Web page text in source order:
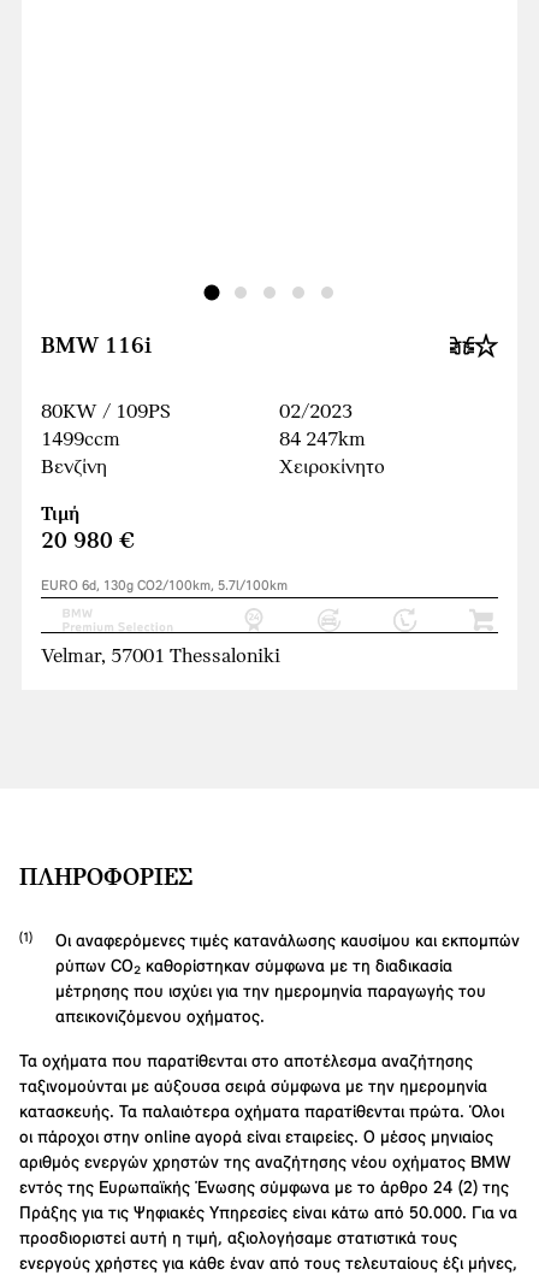
BMW 116i
80KW / 109PS
1499ccm
Βενζίνη
02/2023
84 247km
Χειροκίνητο
Τιμή
20 980 €
EURO 6d, 130g CO2/100km, 5.7l/100km
Velmar, 57001 Thessaloniki
ΠΛΗΡΟΦΟΡΊΕΣ
Οι αναφερόμενες τιμές κατανάλωσης καυσίμου και εκπομπών
ρύπων CO₂ καθορίστηκαν σύμφωνα με τη διαδικασία
μέτρησης που ισχύει για την ημερομηνία παραγωγής του
απεικονιζόμενου οχήματος.
Τα οχήματα που παρατίθενται στο αποτέλεσμα αναζήτησης
ταξινομούνται με αύξουσα σειρά σύμφωνα με την ημερομηνία
κατασκευής. Τα παλαιότερα οχήματα παρατίθενται πρώτα. Όλοι
οι πάροχοι στην online αγορά είναι εταιρείες. Ο μέσος μηνιαίος
αριθμός ενεργών χρηστών της αναζήτησης νέου οχήματος BMW
εντός της Ευρωπαϊκής Ένωσης σύμφωνα με το άρθρο 24 (2) της
Πράξης για τις Ψηφιακές Υπηρεσίες είναι κάτω από 50.000. Για να
προσδιοριστεί αυτή η τιμή, αξιολογήσαμε στατιστικά τους
ενεργούς χρήστες για κάθε έναν από τους τελευταίους έξι μήνες,